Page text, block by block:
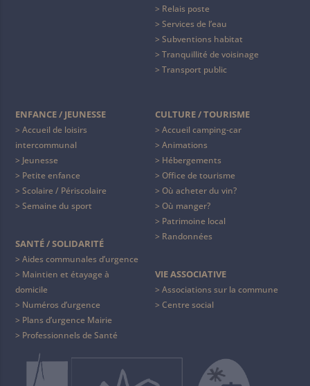
Relais poste
Services de l’eau
Subventions habitat
Tranquillité de voisinage
Transport public
ENFANCE / JEUNESSE
Accueil de loisirs
intercommunal
Jeunesse
Petite enfance
Scolaire / Périscolaire
Semaine du sport
SANTÉ / SOLIDARITÉ
Aides communales d’urgence
Maintien et étayage à
domicile
Numéros d’urgence
Plans d’urgence Mairie
Professionnels de Santé
CULTURE / TOURISME
Accueil camping-car
Animations
Hébergements
Office de tourisme
Où acheter du vin?
Où manger?
Patrimoine local
Randonnées
VIE ASSOCIATIVE
Associations sur la commune
Centre social